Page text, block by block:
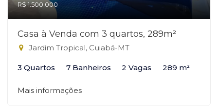
R$ 1.500.000
Casa à Venda com 3 quartos, 289m²
Jardim Tropical, Cuiabá-MT
3 Quartos 7 Banheiros 2 Vagas 289 m²
Mais informações